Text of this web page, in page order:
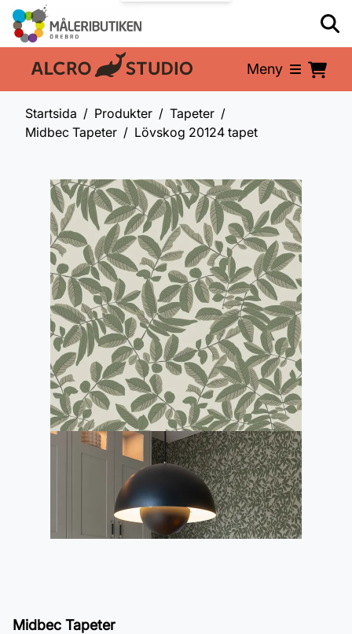
En del av: Meny
Startsida Produkter
Tapeter
Midbec Tapeter
Lövskog 20124 tapet
Midbec Tapeter